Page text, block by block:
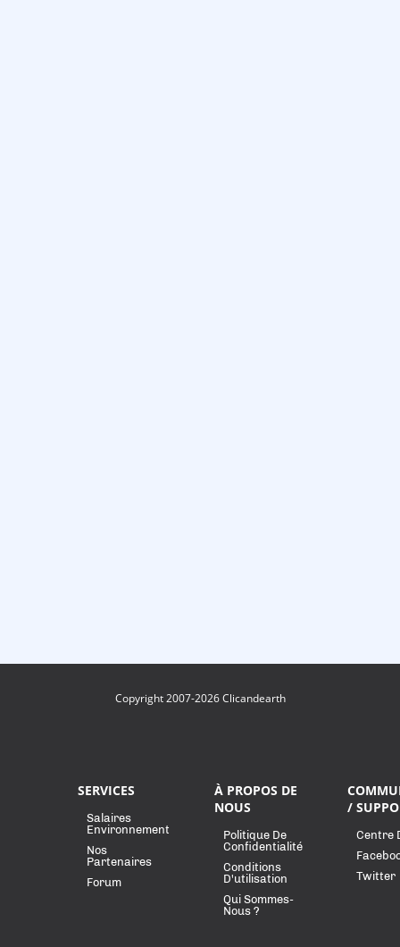
Copyright 2007-2026 Clicandearth
SERVICES
Salaires
Environnement
Nos
Partenaires
Forum
À PROPOS DE
NOUS
Politique De
Confidentialité
Conditions
D'utilisation
Qui Sommes-
Nous ?
/
Centre
Twitter